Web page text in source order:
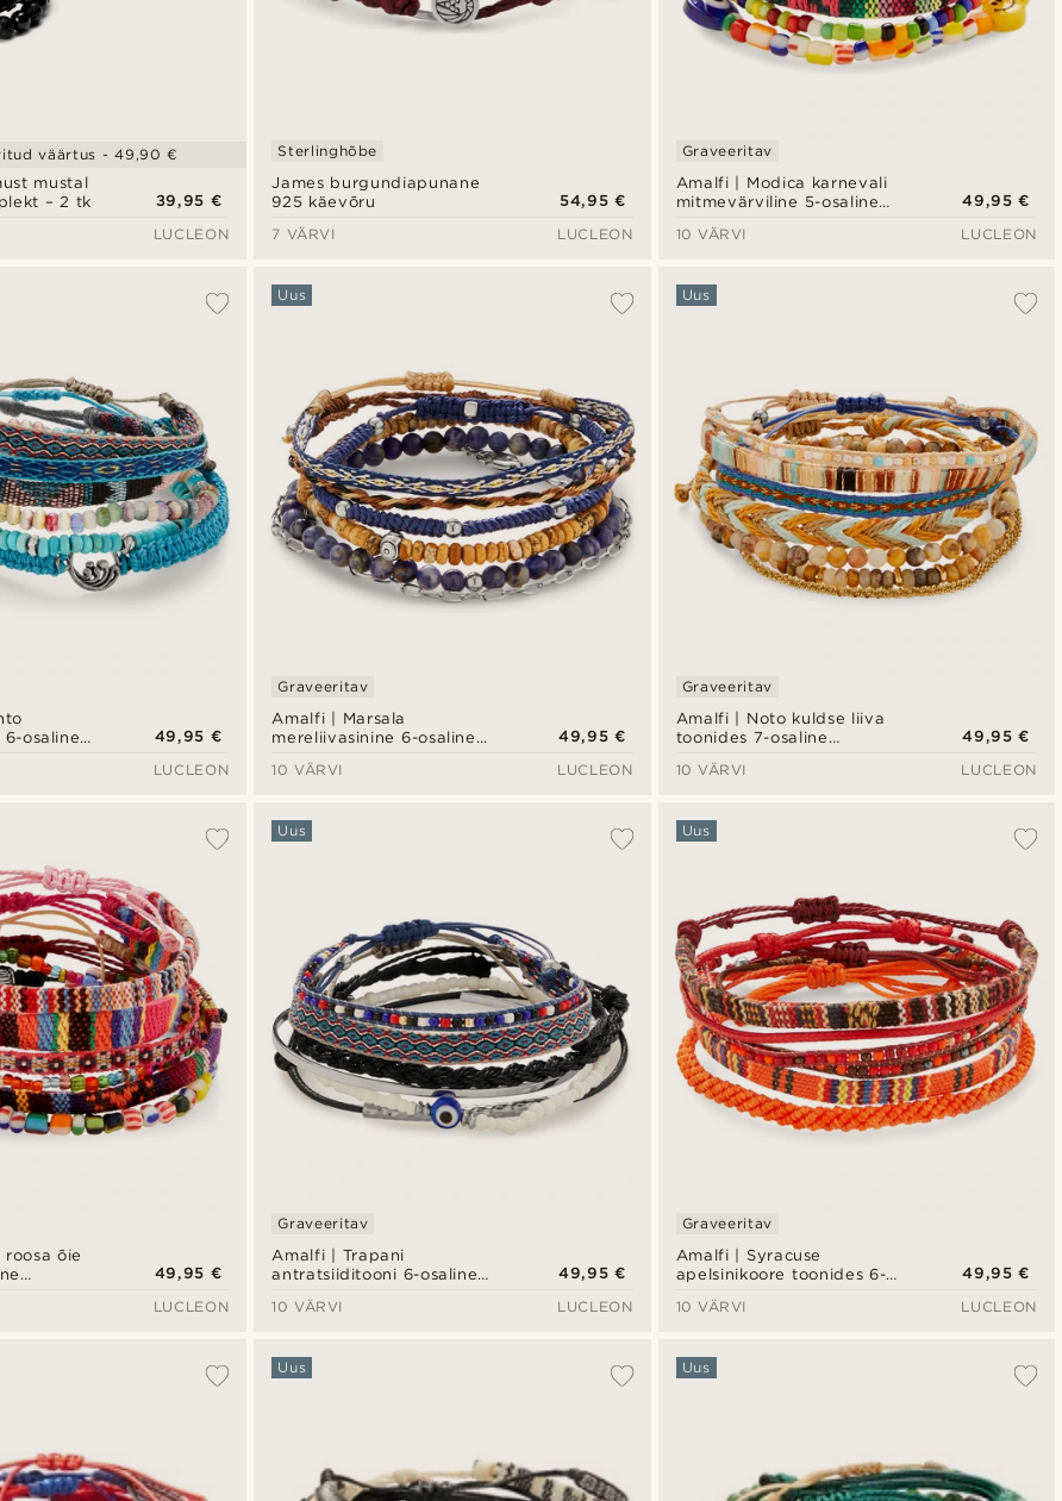
mustal
– 2 tk
39,95 €
väärtus - 49,90 €
LUCLEON
James burgundiapunane
925 käevõru
Sterlinghõbe
54,95 €
7 VÄRVI
LUCLEON
Amalfi | Modica karnevali
mitmevärviline 5-osaline
Graveeritav
49,95 €
10 VÄRVI
LUCLEON
osaline
49,95 €
LUCLEON
Amalfi | Marsala
mereliivasinine 6-osaline
Uus
Graveeritav
49,95 €
10 VÄRVI
LUCLEON
Amalfi | Noto kuldse liiva
toonides 7-osaline
Uus
Graveeritav
49,95 €
10 VÄRVI
LUCLEON
õie
49,95 €
LUCLEON
Amalfi | Trapani
antratsiiditooni 6-osaline
Uus
Graveeritav
49,95 €
10 VÄRVI
LUCLEON
Amalfi | Syracuse
apelsinikoore toonides 6-
Uus
Graveeritav
49,95 €
10 VÄRVI
LUCLEON
Uus Uus